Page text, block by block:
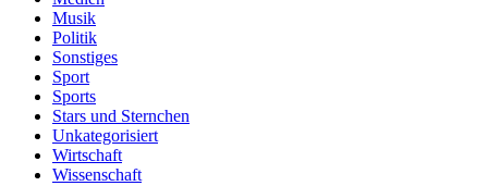
Musik
Politik
Sonstiges
Sport
Sports
Stars und Sternchen
Unkategorisiert
Wirtschaft
Wissenschaft